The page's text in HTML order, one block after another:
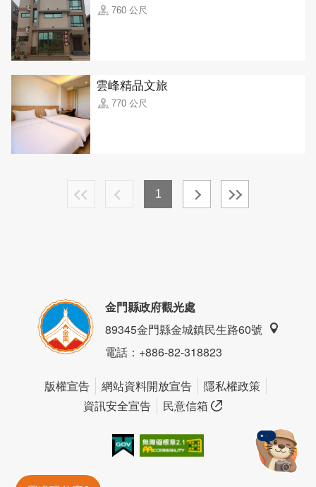
760 公尺
雲峰精品文旅
770 公尺
1
金門縣政府觀光處
89345金門縣金城鎮民生路60號
電話：+886-82-318823
版權宣告 網站資料開放宣告
隱私權政策
資訊安全宣告
民意信箱